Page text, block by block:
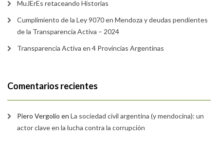
MuJErEs retaceando Historias
Cumplimiento de la Ley 9070 en Mendoza y deudas pendientes
de la Transparencia Activa – 2024
Transparencia Activa en 4 Provincias Argentinas
Comentarios recientes
Piero Vergolio en La sociedad civil argentina (y mendocina): un
actor clave en la lucha contra la corrupción